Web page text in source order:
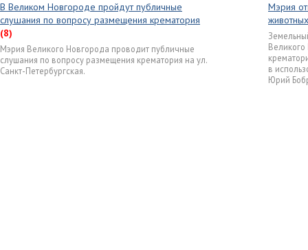
В Великом Новгороде пройдут публичные
слушания по вопросу размещения крематория
(8)
Мэрия Великого Новгорода проводит публичные
слушания по вопросу размещения крематория на ул.
Санкт-Петербургская.
Мэрия
в
Юрий